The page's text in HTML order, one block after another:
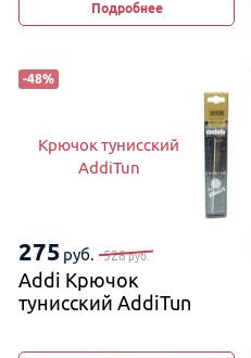
Подробнее
-48%
Крючок тунисский
AddiTun
275 руб. 528руб.
Addi Крючок
тунисский AddiTun